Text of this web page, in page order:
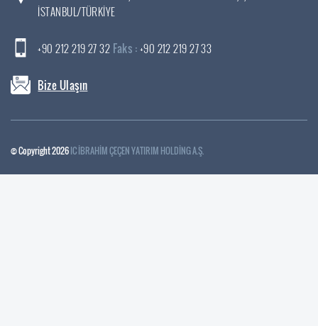
İSTANBUL/TÜRKİYE
+90 212 219 27 32 Faks :+90 212 219 27 33
Bize Ulaşın
© Copyright 2026IC İBRAHİM ÇEÇEN YATIRIM HOLDİNG A.Ş.